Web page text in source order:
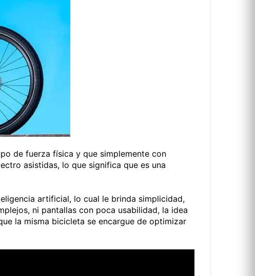
de fuerza física y que simplemente con
asistidas, lo que significa que es una
artificial, lo cual le brinda simplicidad,
ni pantallas con poca usabilidad, la idea
la misma bicicleta se encargue de optimizar